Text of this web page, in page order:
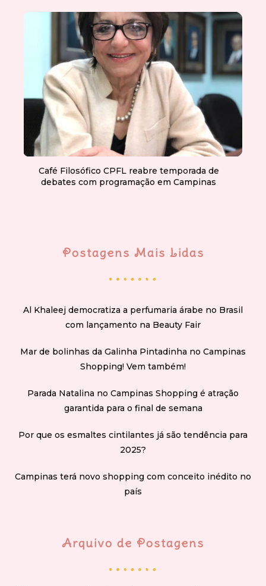
Café Filosófico CPFL reabre temporada de
debates com programação em Campinas
Postagens Mais Lidas
Al Khaleej democratiza a perfumaria árabe no Brasil
com lançamento na Beauty Fair
Mar de bolinhas da Galinha Pintadinha no Campinas
Shopping! Vem também!
Parada Natalina no Campinas Shopping é atração
garantida para o final de semana
Por que os esmaltes cintilantes já são tendência para
2025?
Campinas terá novo shopping com conceito inédito no
país
Arquivo de Postagens